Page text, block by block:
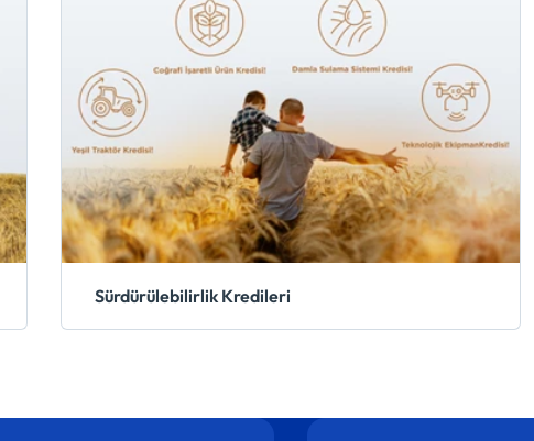
Sürdürülebilirlik Kredileri